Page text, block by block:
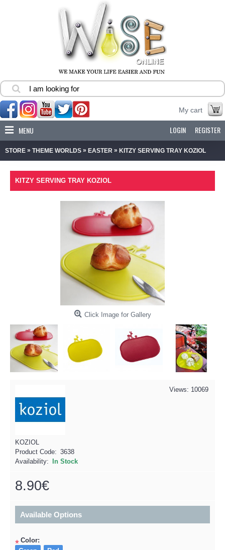
My cart
MENU REGISTER
LOGIN
STORE » THEME WORLDS » EASTER » KITZY SERVING TRAY KOZIOL
KITZY SERVING TRAY KOZIOL
Click Image for Gallery
Views: 10069
KOZIOL
Product Code: 3638
Availability: In Stock
8.90€
Available Options
* Color: